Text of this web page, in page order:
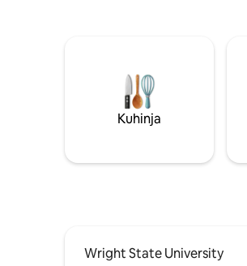
Kuhinja
Wright State University